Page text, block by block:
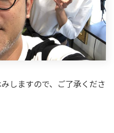
しますので、ご了承くださ